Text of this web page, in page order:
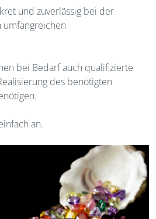
und zuverlässig bei der
umfangreichen
bei Bedarf auch qualifizierte
des benötigten
an.